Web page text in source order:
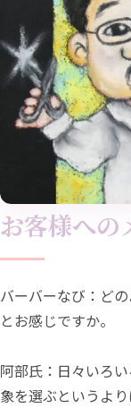
お客様への
バーバーなび：ど
とお感じですか。
阿部氏：日々いろ
象を選ぶというよ